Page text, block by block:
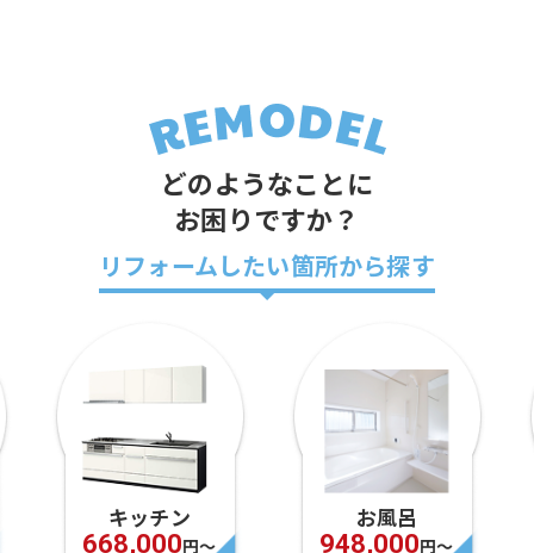
どのようなことに
お困りですか？
リフォームしたい箇所から探す
キッチン
668,000円〜
お風呂
948,000円〜